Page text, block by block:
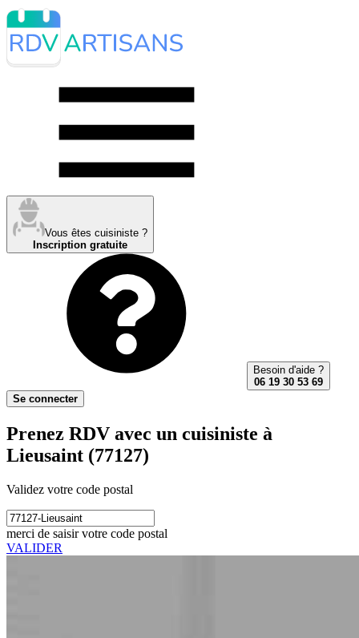
Vous êtes cuisiniste ?
Inscription gratuite
Besoin d'aide ?
06 19 30 53 69
Se connecter
Prenez RDV avec un cuisiniste à
Lieusaint (77127)
Validez votre code postal
merci de saisir votre code postal
VALIDER